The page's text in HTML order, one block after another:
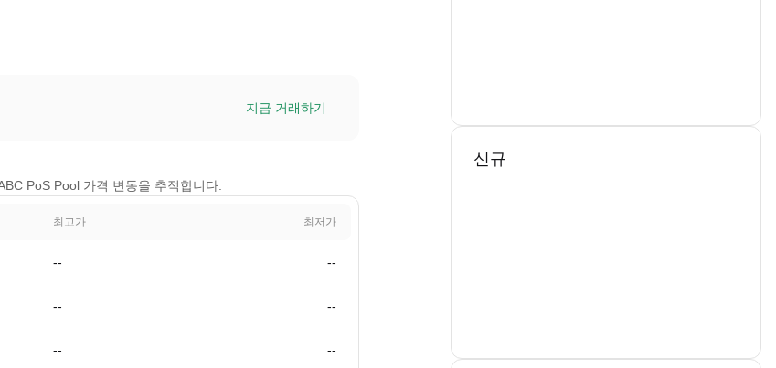
지금 거래하기
PoS Pool 가격 변동을 추적합니다.
최고가 최저가
-- --
-- --
-- --
신규